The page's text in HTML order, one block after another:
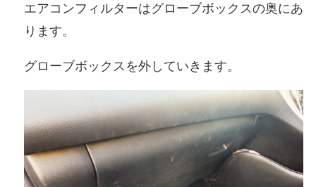
エアコンフィルターはグローブボックスの奥にあ
ります。
グローブボックスを外していきます。